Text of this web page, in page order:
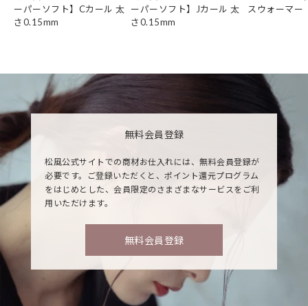
ーパーソフト】Cカール 太
さ0.15mm
ーパーソフト】Jカール 太
さ0.15mm
スウォーマー
無料会員登録
松風公式サイトでの商材お仕入れには、無料会員登録が
必要です。ご登録いただくと、ポイント還元プログラム
をはじめとした、会員限定のさまざまなサービスをご利
用いただけます。
無料会員登録